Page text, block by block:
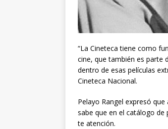
“La Cineteca tiene como
cine, que también es parte
dentro de esas películas
Cineteca Nacional.
Pelayo Rangel expresó
sabe que en el catálogo de
te atención.